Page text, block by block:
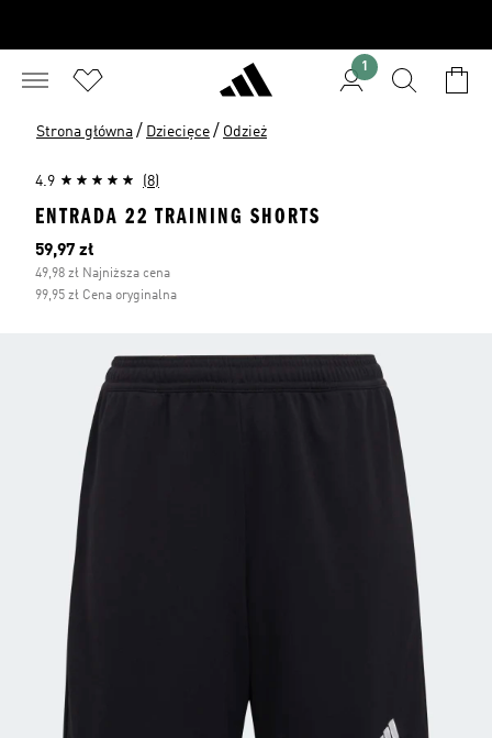
1
Strona główna / Dziecięce / Odzież
4.9 (8)
ENTRADA 22 TRAINING SHORTS
Bieżąca cena
59,97 zł
49,98 zł Najniższa cena
99,95 zł Cena oryginalna